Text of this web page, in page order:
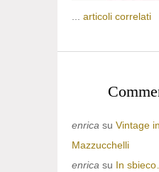
articoli correlati
enrica su Vintage
Mazzucchelli
enrica su In